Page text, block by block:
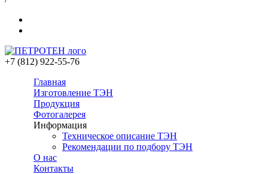
+7 (812) 922-55-76
Главная
Изготовление ТЭН
Продукция
Фотогалерея
Информация
Техническое описание ТЭН
Рекомендации по подбору ТЭН
О нас
Контакты